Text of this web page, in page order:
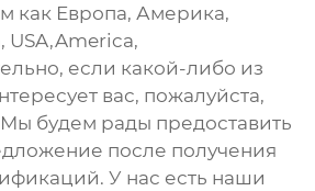
как Европа, Америка,
USA,America,
если какой-либо из
вас, пожалуйста,
Мы будем рады предоставить
после получения
У нас есть наши